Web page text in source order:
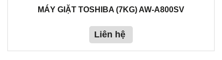
MÁY GIẶT TOSHIBA (7KG) AW-A800SV
Liên hệ